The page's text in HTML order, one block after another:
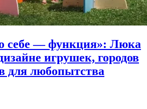
себе — функция»: Люка
игрушек, городов
для любопытства